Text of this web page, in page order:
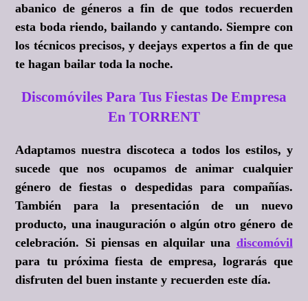
abanico de géneros a fin de que todos recuerden
esta boda riendo, bailando y cantando. Siempre con
los técnicos precisos, y deejays expertos a fin de que
te hagan bailar toda la noche.
Discomóviles Para Tus Fiestas De Empresa
En TORRENT
Adaptamos nuestra discoteca a todos los estilos, y
sucede que nos ocupamos de animar cualquier
género de fiestas o despedidas para compañías.
También para la presentación de un nuevo
producto, una inauguración o algún otro género de
celebración. Si piensas en alquilar una discomóvil
para tu próxima fiesta de empresa, lograrás que
disfruten del buen instante y recuerden este día.